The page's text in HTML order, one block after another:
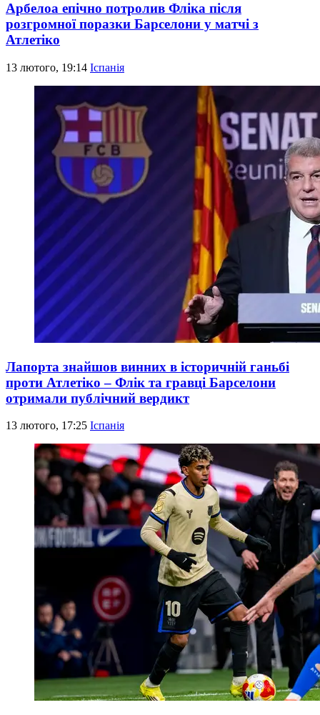
Арбелоа епічно потролив Фліка після
розгромної поразки Барселони у матчі з
Атлетіко
13 лютого, 19:14 Іспанія
Лапорта знайшов винних в історичній ганьбі
проти Атлетіко – Флік та гравці Барселони
отримали публічний вердикт
13 лютого, 17:25 Іспанія